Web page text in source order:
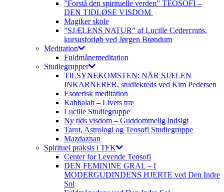
”Forstå den spirituelle verden” TEOSOFI –
DEN TIDLØSE VISDOM
Magiker skole
”SJÆLENS NATUR” af Lucille Cedercrans,
kursusforløb ved Jørgen Brøndum
Meditation
Fuldmånemeditation
Studiegrupper
TILSYNEKOMSTEN: NÅR SJÆLEN
INKARNERER, studiekreds ved Kim Pedersen
Esoterisk meditation
Kabbalah – Livets træ
Lucille Studiegruppe
Ny tids visdom – Guddommelig indsigt
Tarot, Astrologi og Teosofi Studiegruppe
Mazdaznan
Spirituel praksis i TFK
Center for Levende Teosofi
DEN FEMININE GRAL – I
MODERGUDINDENS HJERTE ved Den Indre
Sol